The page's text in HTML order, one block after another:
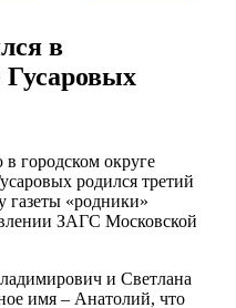
в
городском округе
родился третий
газеты «родники»
ЗАГС Московской
и Светлана
имя – Анатолий, что